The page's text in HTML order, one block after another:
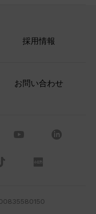
採用情報
お問い合わせ